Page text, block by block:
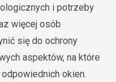
i potrzeby
więcej osób
się do ochrony
aspektów, na które
okien.